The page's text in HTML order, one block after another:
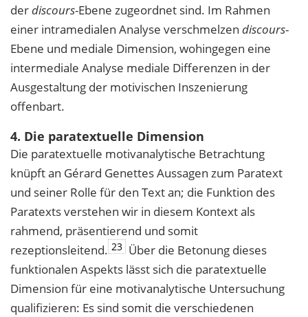
derdiscours-Ebene zugeordnet sind. Im Rahmen
einer intramedialen Analyse verschmelzen discours-
Ebene und mediale Dimension, wohingegen eine
intermediale Analyse mediale Differenzen in der
Ausgestaltung der motivischen Inszenierung
offenbart.
4. Die paratextuelle Dimension
Die paratextuelle motivanalytische Betrachtung
knüpft an Gérard Genettes Aussagen zum Paratext
und seiner Rolle für den Text an; die Funktion des
Paratexts verstehen wir in diesem Kontext als
rahmend, präsentierend und somit
rezeptionsleitend. 23 Über die Betonung dieses
funktionalen Aspekts lässt sich die paratextuelle
Dimension für eine motivanalytische Untersuchung
qualifizieren: Es sind somit die verschiedenen